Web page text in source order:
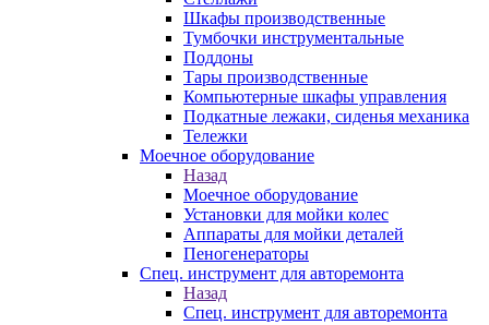
Шкафы производственные
Тумбочки инструментальные
Поддоны
Тары производственные
Компьютерные шкафы управления
Подкатные лежаки, сиденья механика
Тележки
Моечное оборудование
Назад
Моечное оборудование
Установки для мойки колес
Аппараты для мойки деталей
Пеногенераторы
Спец. инструмент для авторемонта
Назад
Спец. инструмент для авторемонта